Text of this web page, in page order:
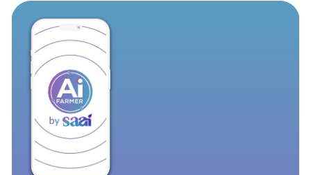
Vind binne 20 sekondes uit
of daar ‘n grondeis op jou
plaas is!
Grondeise kan ‘n plaas se toekoms lamlê en
beplanning, finansiering en ontwikkeling stop. Saai se
Grondeiseplatform stel jou in staat om vinnig en
maklik te bepaal of jou grond deur ‘n grondeis geraak
word.